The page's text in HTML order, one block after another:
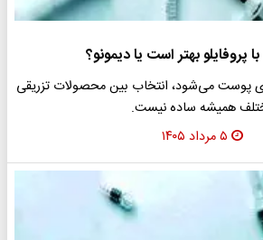
پروفایلو بهتر است یا دیمونو؟
پوست می‌شود، انتخاب بین محصولات تزریقی
همیشه ساده نیست.
۵ مرداد ۱۴۰۵